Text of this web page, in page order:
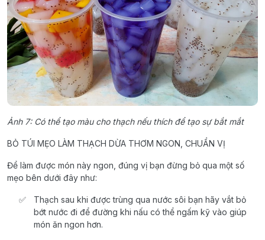
Ảnh 7: Có thể tạo màu cho thạch nếu thích để tạo sự bắt mắt
BỎ TÚI MẸO LÀM THẠCH DỪA THƠM NGON, CHUẨN VỊ
Để làm được món này ngon, đúng vị bạn đừng bỏ qua một số
mẹo bên dưới đây như:
Thạch sau khi được trùng qua nước sôi bạn hãy vắt bỏ
bớt nước đi để đường khi nấu có thể ngấm kỹ vào giúp
món ăn ngon hơn.